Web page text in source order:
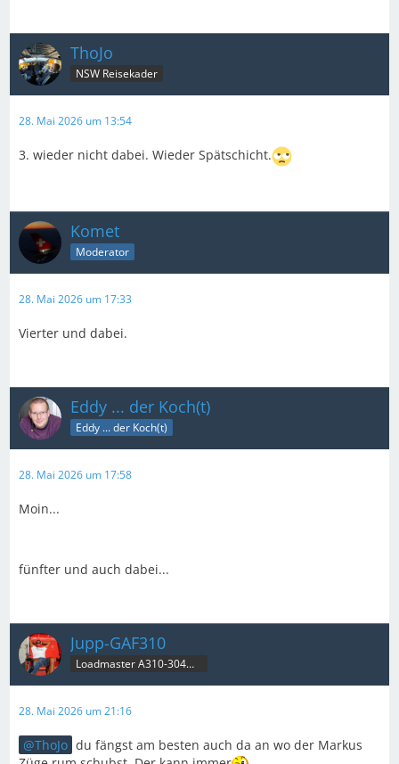
ThoJo
NSW Reisekader
28. Mai 2026 um 13:54
3. wieder nicht dabei. Wieder Spätschicht.
Komet
Moderator
28. Mai 2026 um 17:33
Vierter und dabei.
Eddy ... der Koch(t)
Eddy ... der Koch(t)
28. Mai 2026 um 17:58
Moin...
fünfter und auch dabei...
Jupp-GAF310
Loadmaster A310-304MRT & B707C
28. Mai 2026 um 21:16
ThoJo du fängst am besten auch da an wo der Markus